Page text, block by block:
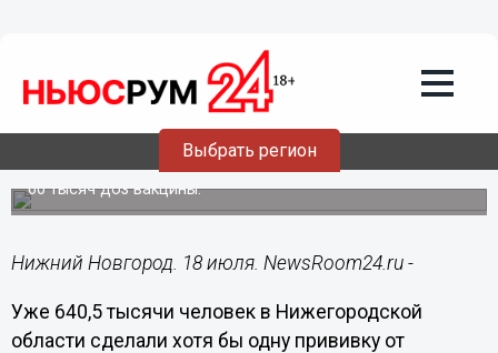
Выбрать регион
18.07.202112:13
640,5 тысячи нижегородцев привились
от коронавируса к 18 июля
Вскоре в медучреждения Нижнего Новгорода поступят
60 тысяч доз вакцины.
Нижний Новгород. 18 июля. NewsRoom24.ru -
Уже 640,5 тысячи человек в Нижегородской
области сделали хотя бы одну прививку от